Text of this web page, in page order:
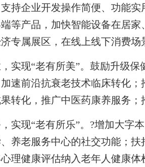
持企业开发操作简便、功能
等产品，加快智能设备在居
专属展区，在线上线下消费
现“老有所美”。鼓励升级保
速前沿抗衰老技术临床转化
转化，推广中医药康养服务
现“老有所乐”。?增加大字
养老服务中心的社交功能；
理健康评估纳入老年人健康